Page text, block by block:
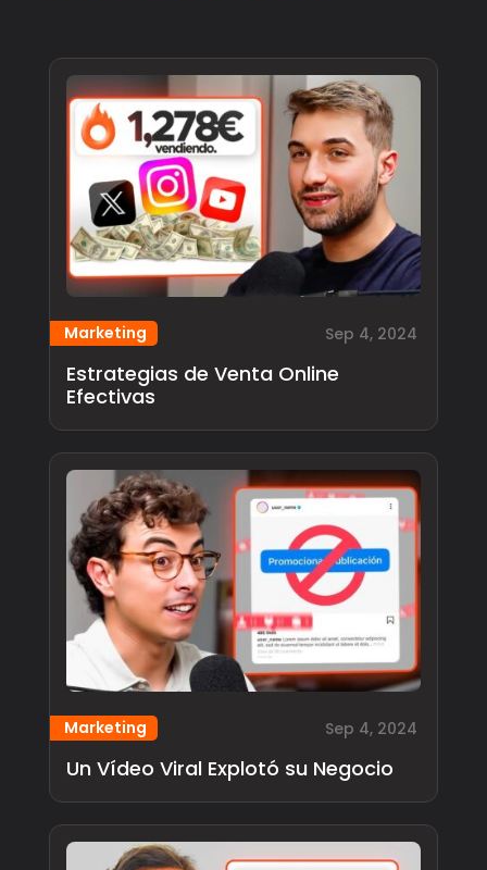
Marketing Sep 4, 2024
Estrategias de Venta Online
Efectivas
Marketing Sep 4, 2024
Un Vídeo Viral Explotó su Negocio